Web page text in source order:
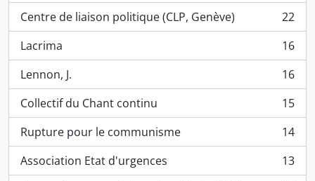
Centre de liaison politique (CLP, Genève)
, 22 résultats
22
Lacrima
, 16 résultats
16
Lennon, J.
, 16 résultats
16
Collectif du Chant continu
, 15 résultats
15
Rupture pour le communisme
, 14 résultats
14
Association Etat d'urgences
, 13 résultats
13